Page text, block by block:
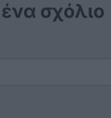
σχόλιο